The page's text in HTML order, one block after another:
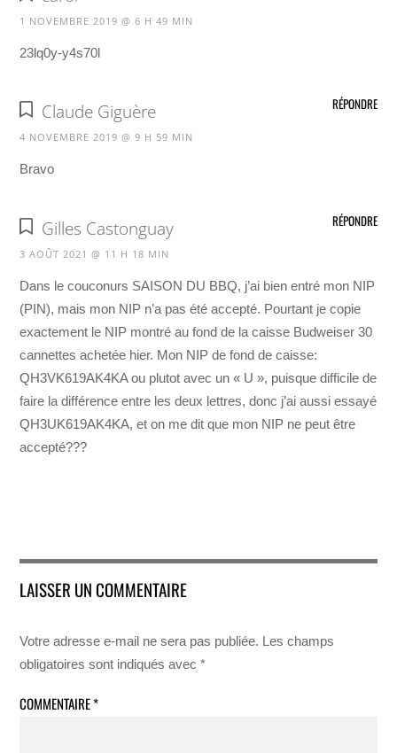
1 NOVEMBRE 2019 @ 6 H 49 MIN
23lq0y-y4s70l
Claude Giguère
4 NOVEMBRE 2019 @ 9 H 59 MIN
Bravo
RÉPONDRE
Gilles Castonguay
3 AOÛT 2021 @ 11 H 18 MIN
Dans le couconurs SAISON DU BBQ, j’ai bien entré mon NIP
(PIN), mais mon NIP n’a pas été accepté. Pourtant je copie
exactement le NIP montré au fond de la caisse Budweiser 30
cannettes achetée hier. Mon NIP de fond de caisse:
QH3VK619AK4KA ou plutot avec un « U », puisque difficile de
faire la différence entre les deux lettres, donc j’ai aussi essayé
QH3UK619AK4KA, et on me dit que mon NIP ne peut être
accepté???
RÉPONDRE
LAISSER UN COMMENTAIRE
Votre adresse e-mail ne sera pas publiée. Les champs
obligatoires sont indiqués avec*
COMMENTAIRE*